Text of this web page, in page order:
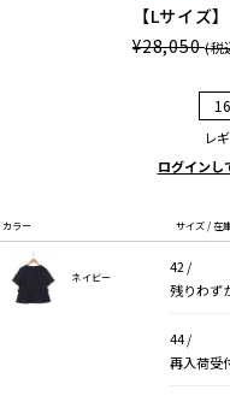
【Lサイズ
¥28,050(税
レ
ログインし
カラー サイズ / 在
ネイビー
42 /
残りわず
44 /
再入荷受